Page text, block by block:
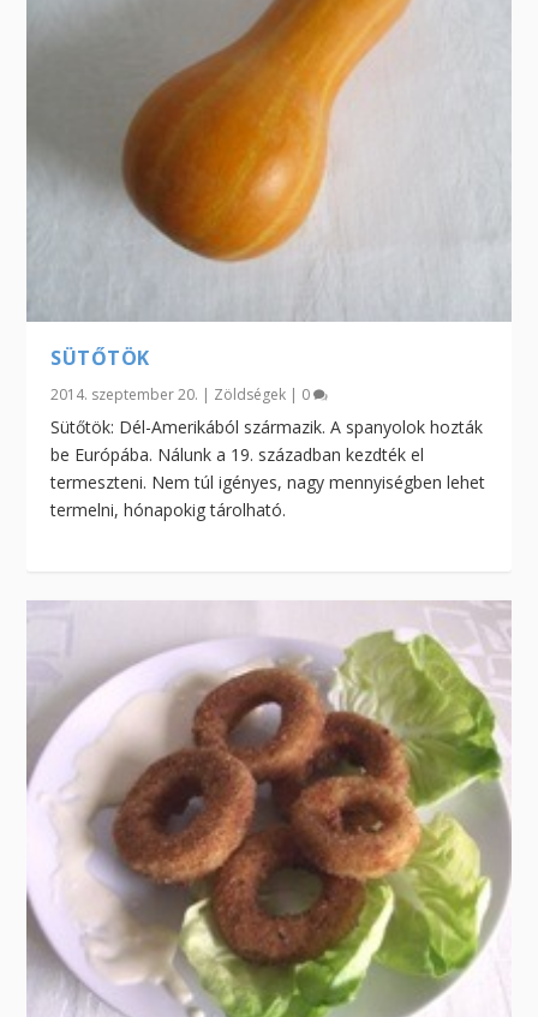
SÜTŐTÖK
2014. szeptember 20. | Zöldségek | 0
Sütőtök: Dél-Amerikából származik. A spanyolok hozták
be Európába. Nálunk a 19. században kezdték el
termeszteni. Nem túl igényes, nagy mennyiségben lehet
termelni, hónapokig tárolható.